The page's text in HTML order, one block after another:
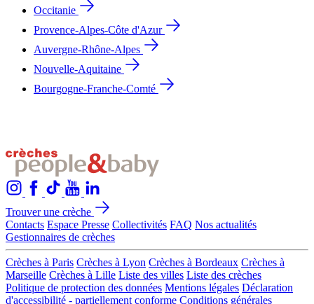
Occitanie
Provence-Alpes-Côte d'Azur
Auvergne-Rhône-Alpes
Nouvelle-Aquitaine
Bourgogne-Franche-Comté
Trouver une crèche
Contacts Espace Presse Collectivités FAQ Nos actualités
Gestionnaires de crèches
Crèches à Paris Crèches à Lyon Crèches à Bordeaux Crèches à
Marseille Crèches à Lille Liste des villes Liste des crèches
Politique de protection des données Mentions légales Déclaration
d'accessibilité - partiellement conforme Conditions générales